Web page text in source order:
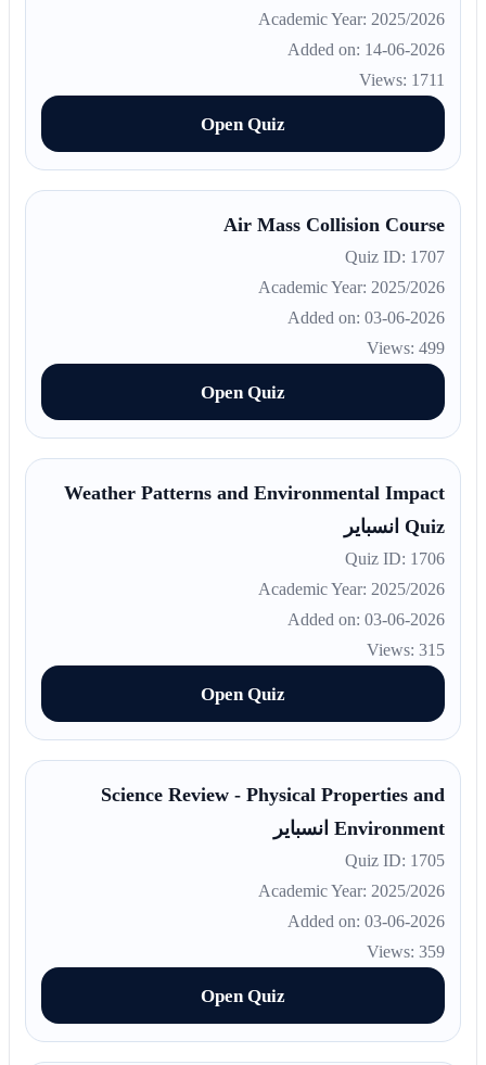
Academic Year: 2025/2026
Added on: 14-06-2026
Views: 1711
Open Quiz
Air Mass Collision Course
Quiz ID: 1707
Academic Year: 2025/2026
Added on: 03-06-2026
Views: 499
Open Quiz
Weather Patterns and Environmental Impact
Quiz انسباير
Quiz ID: 1706
Academic Year: 2025/2026
Added on: 03-06-2026
Views: 315
Open Quiz
Science Review - Physical Properties and
Environment انسباير
Quiz ID: 1705
Academic Year: 2025/2026
Added on: 03-06-2026
Views: 359
Open Quiz